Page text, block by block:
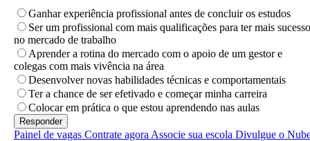
Ganhar experiência profissional antes de concluir os estudos
Ser um profissional com mais qualificações para ter mais sucesso
no mercado de trabalho
Aprender a rotina do mercado com o apoio de um gestor e
colegas com mais vivência na área
Desenvolver novas habilidades técnicas e comportamentais
Ter a chance de ser efetivado e começar minha carreira
Colocar em prática o que estou aprendendo nas aulas
Painel de vagas Contrate agora Associe sua escola Divulgue o